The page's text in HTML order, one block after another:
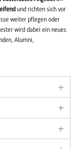
und richten sich vor
weiter pflegen oder
wird dabei ein neues
Alumni,